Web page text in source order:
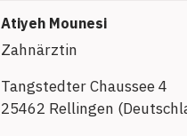
Atiyeh Mounesi
Zahnärztin
Tangstedter Chaussee 4
25462 Rellingen